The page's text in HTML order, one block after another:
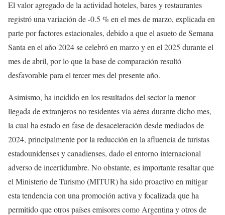
El valor agregado de la actividad hoteles, bares y restaurantes
registró una variación de -0.5 % en el mes de marzo, explicada en
parte por factores estacionales, debido a que el asueto de Semana
Santa en el año 2024 se celebró en marzo y en el 2025 durante el
mes de abril, por lo que la base de comparación resultó
desfavorable para el tercer mes del presente año.
Asimismo, ha incidido en los resultados del sector la menor
llegada de extranjeros no residentes vía aérea durante dicho mes,
la cual ha estado en fase de desaceleración desde mediados de
2024, principalmente por la reducción en la afluencia de turistas
estadounidenses y canadienses, dado el entorno internacional
adverso de incertidumbre. No obstante, es importante resaltar que
el Ministerio de Turismo (MITUR) ha sido proactivo en mitigar
esta tendencia con una promoción activa y focalizada que ha
permitido que otros países emisores como Argentina y otros de